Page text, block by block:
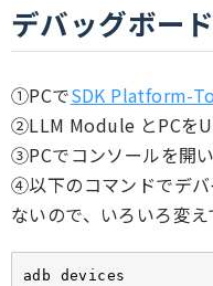
デバッグボー
①PCでSDK Platform-
②LLM Module とPCを
③PCでコンソールを開
④以下のコマンドでデバ
ないので、いろいろ変え
adb devices